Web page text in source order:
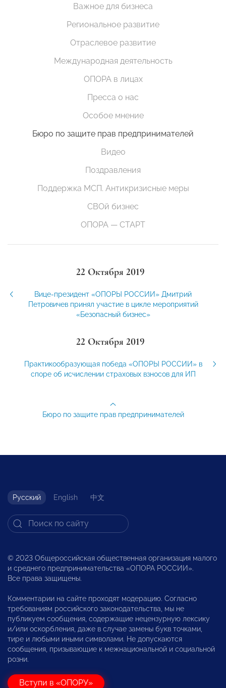
Важное для бизнеса
Региональное развитие
Отраслевое развитие
Международная деятельность
ОПОРА в лицах
Пресса о нас
Особое мнение
Бюро по защите прав предпринимателей
Видео
Поздравления
Поддержка МСП. Антикризисные меры
СВОй бизнес
ОПОРА — СТАРТ
22 Октября 2019
Вице-президент «ОПОРЫ РОССИИ» Дмитрий
Петровичев принял участие в цикле мероприятий
«Безопасный бизнес»
22 Октября 2019
Практикообразующая победа «ОПОРЫ РОССИИ» в
споре об исчислении страховых взносов для ИП
Бюро по защите прав предпринимателей
Русский English 中文
© 2023 Общероссийская общественная организация малого
и среднего предпринимательства «ОПОРА РОССИИ».
Все права защищены.
Комментарии на сайте проходят модерацию. Согласно
требованиям российского законодательства, мы не
публикуем сообщения, содержащие нецензурную лексику
и/или оскорбления, даже в случае замены букв точками,
тире и любыми иными символами. Не допускаются
сообщения, призывающие к межнациональной и социальной
розни.
Вступи в «ОПОРУ»